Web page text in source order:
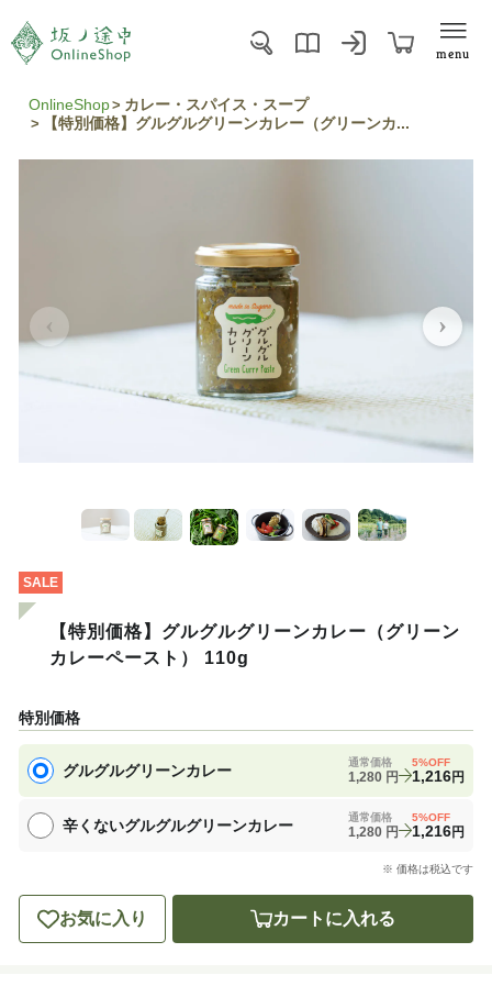
menu
OnlineShop
カレー・スパイス・スープ
【特別価格】グルグルグリーンカレー（グリーンカ...
SALE
【特別価格】グルグルグリーンカレー（グリーン
カレーペースト） 110g
特別価格
グルグルグリーンカレー 通常価格
1,280 円
5%OFF
1,216円
辛くないグルグルグリーンカレー 通常価格
1,280 円
5%OFF
1,216円
※ 価格は税込です
お気に入り カートに入れる